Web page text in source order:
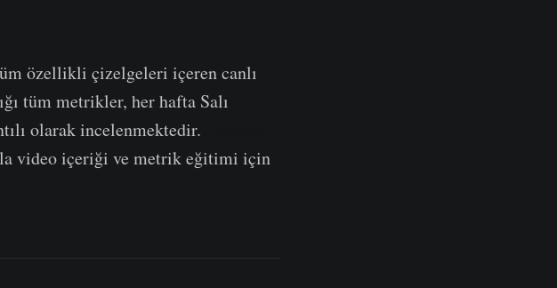
özellikli çizelgeleri içeren canlı
tüm metrikler, her hafta Salı
olarak incelenmektedir.
video içeriği ve metrik eğitimi için